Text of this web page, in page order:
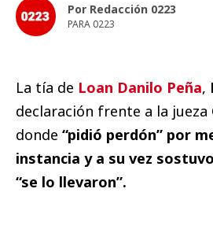
Por Redacción 0223
PARA 0223
La tía de Loan Danilo Peña,
declaración frente a la jueza
donde “pidió perdón” por
instancia y a su vez
“se lo llevaron”.